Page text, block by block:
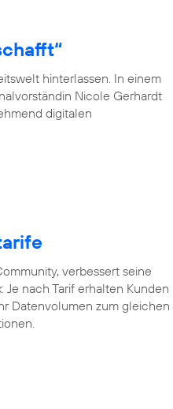
hinterlassen. In einem
Nicole Gerhardt
digitalen
verbessert seine
nach Tarif erhalten Kunden
Datenvolumen zum gleichen